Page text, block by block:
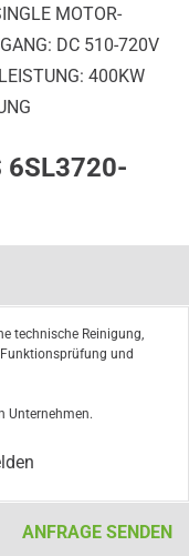
MOTOR-
DC 510-720V
400KW
6SL3720-
technische Reinigung,
und
Unternehmen.
ANFRAGE SENDEN